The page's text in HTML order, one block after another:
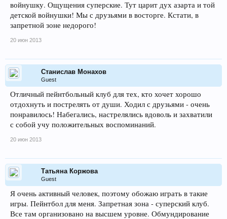
войнушку. Ощущения суперские. Тут царит дух азарта и той
детской войнушки! Мы с друзьями в восторге. Кстати, в
запретной зоне недорого!
20 июн 2013
Станислав Монахов
Guest
Отличный пейнтбольный клуб для тех, кто хочет хорошо
отдохнуть и пострелять от души. Ходил с друзьями - очень
понравилось! Набегались, настрелялись вдоволь и захватили
с собой учу положительных воспоминаний.
20 июн 2013
Татьяна Коржова
Guest
Я очень активный человек, поэтому обожаю играть в такие
игры. Пейнтбол для меня. Запретная зона - суперский клуб.
Все там организовано на высшем уровне. Обмундирование